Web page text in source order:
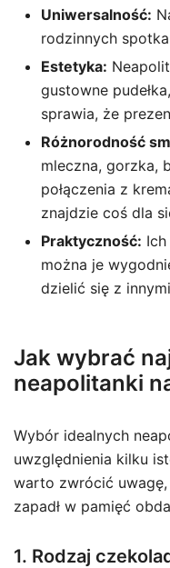
Uniwersalność:
rodzinnych
Estetyka:
gustowne
sprawia, że
Różnorodność
mleczna, gorzka,
połączenia z
znajdzie coś dla
Praktyczność:
można je
dzielić się z
Jak wybrać
neapolitanki
Wybór idealnych
uwzględnienia kilku
warto zwrócić
zapadł w pamięć
1. Rodzaj